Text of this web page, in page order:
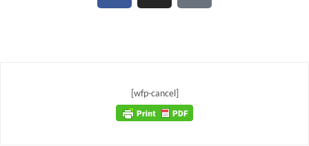
[wfp-cancel]